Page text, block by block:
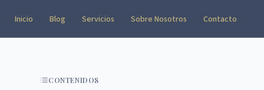
Inicio Blog Servicios Sobre Nosotros Contacto
CONTENIDOS